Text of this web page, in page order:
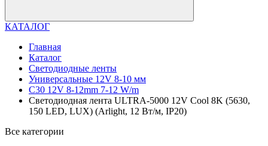
КАТАЛОГ
Главная
Каталог
Светодиодные ленты
Универсальные 12V 8-10 мм
C30 12V 8-12mm 7-12 W/m
Светодиодная лента ULTRA-5000 12V Cool 8K (5630,
150 LED, LUX) (Arlight, 12 Вт/м, IP20)
Все категории